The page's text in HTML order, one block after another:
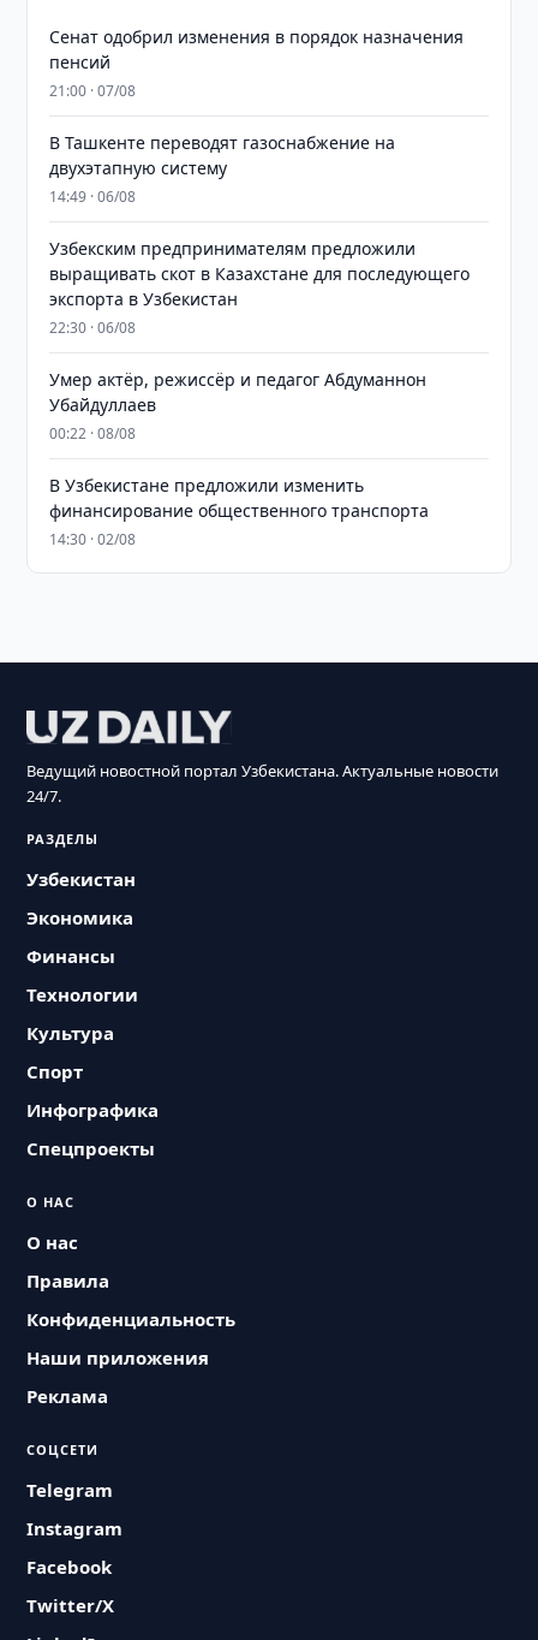
Сенат одобрил изменения в порядок назначения
пенсий
21:00 · 07/08
В Ташкенте переводят газоснабжение на
двухэтапную систему
14:49 · 06/08
Узбекским предпринимателям предложили
выращивать скот в Казахстане для последующего
экспорта в Узбекистан
22:30 · 06/08
Умер актёр, режиссёр и педагог Абдуманнон
Убайдуллаев
00:22 · 08/08
В Узбекистане предложили изменить
финансирование общественного транспорта
14:30 · 02/08
Ведущий новостной портал Узбекистана. Актуальные новости
24/7.
РАЗДЕЛЫ
Узбекистан
Экономика
Финансы
Технологии
Культура
Спорт
Инфографика
Спецпроекты
О НАС
О нас
Правила
Конфиденциальность
Наши приложения
Реклама
СОЦСЕТИ
Telegram
Instagram
Facebook
Twitter/X